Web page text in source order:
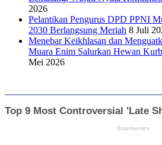
2026
Pelantikan Pengurus DPD PPNI
2030 Berlangsung Meriah 8 Juli
Menebar Keikhlasan dan
Muara Enim Salurkan Hewan
Mei 2026